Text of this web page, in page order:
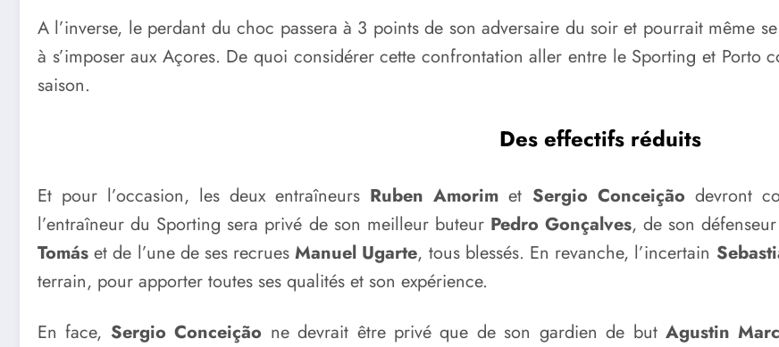
A l’inverse, le perdant du choc passera à 3 points de son adversaire du soir et pourrait même
à s’imposer aux Açores. De quoi considérer cette confrontation aller entre le Sporting et
saison.
Des effectifs réduits
Et pour l’occasion, les deux entraîneurs Ruben Amorim et Sergio Conceição devront
l’entraîneur du Sporting sera privé de son meilleur buteur Pedro Gonçalves, de son
Tomás et de l’une de ses recruesManuel Ugarte, tous blessés. En revanche, l’incertain
terrain, pour apporter toutes ses qualités et son expérience.
En face, Sergio Conceição ne devrait être privé que de son gardien de butAgustin